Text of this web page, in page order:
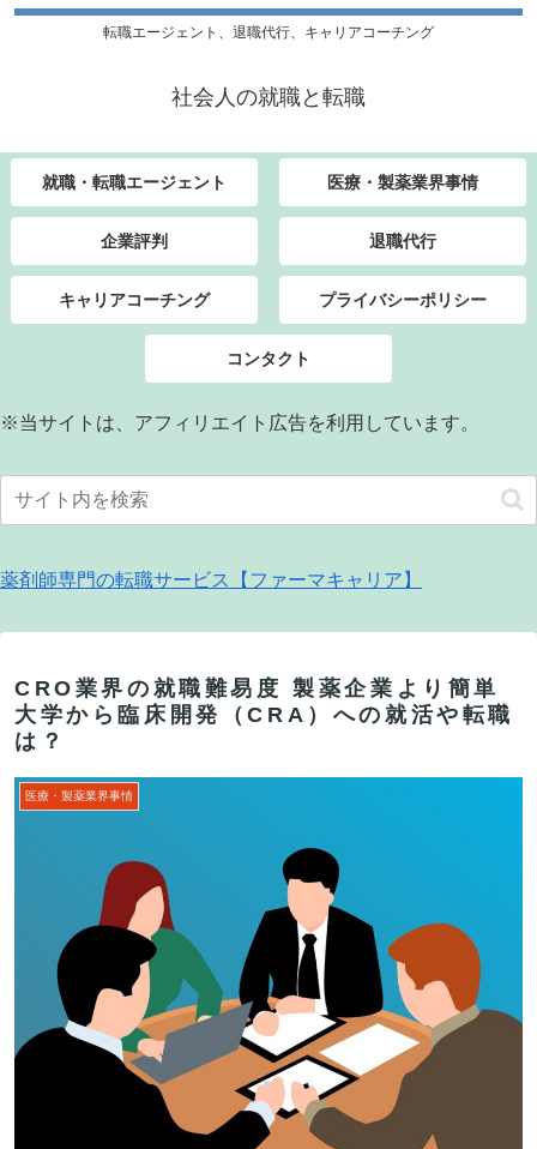
転職エージェント、退職代行、キャリアコーチング
社会人の就職と転職
就職・転職エージェント 医療・製薬業界事情
企業評判 退職代行
キャリアコーチング プライバシーポリシー
コンタクト
※当サイトは、アフィリエイト広告を利用しています。
薬剤師専門の転職サービス【ファーマキャリア】
CRO業界の就職難易度 製薬企業より簡単
大学から臨床開発（CRA）への就活や転職
は？
医療・製薬業界事情